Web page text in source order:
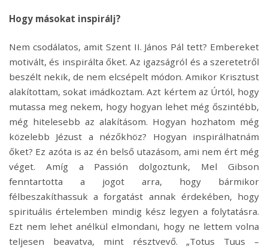
Hogy másokat inspirálj?
Nem csodálatos, amit Szent II. János Pál tett? Embereket
motivált, és inspirálta őket. Az igazságról és a szeretetről
beszélt nekik, de nem elcsépelt módon. Amikor Krisztust
alakítottam, sokat imádkoztam. Azt kértem az Úrtól, hogy
mutassa meg nekem, hogy hogyan lehet még őszintébb,
még hitelesebb az alakításom. Hogyan hozhatom még
közelebb Jézust a nézőkhöz? Hogyan inspirálhatnám
őket? Ez azóta is az én belső utazásom, ami nem ért még
véget. Amíg a Passión dolgoztunk, Mel Gibson
fenntartotta a jogot arra, hogy bármikor
félbeszakíthassuk a forgatást annak érdekében, hogy
spirituális értelemben mindig kész legyen a folytatásra.
Ezt nem lehet anélkül elmondani, hogy ne lettem volna
teljesen beavatva, mint résztvevő. „Totus Tuus –